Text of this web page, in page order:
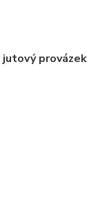
jutový provázek